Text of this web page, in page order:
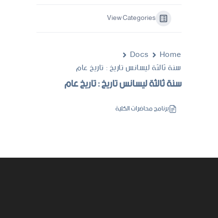
View Categories
Home
Docs
سنة ثالثة ليسانس تاريخ : تاريخ عام
سنة ثالثة ليسانس تاريخ : تاريخ عام
برنامج محاضرات الكلية